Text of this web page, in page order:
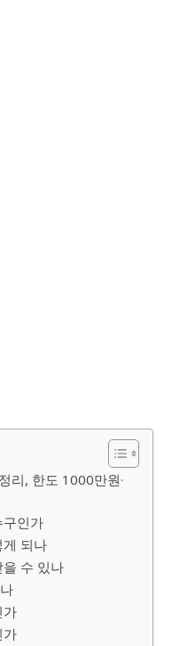
리, 한도 1000만원·
구인가
게 되나
수 있나
가
가